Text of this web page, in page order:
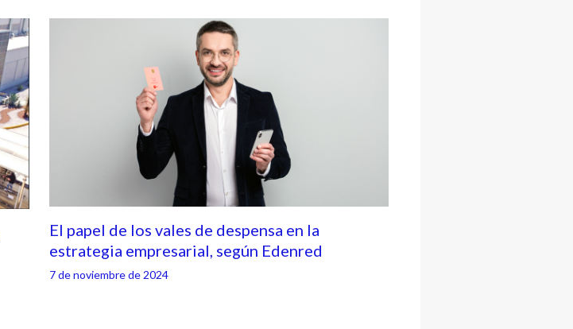
El papel de los vales de despensa en la
estrategia empresarial, según Edenred
7 de noviembre de 2024